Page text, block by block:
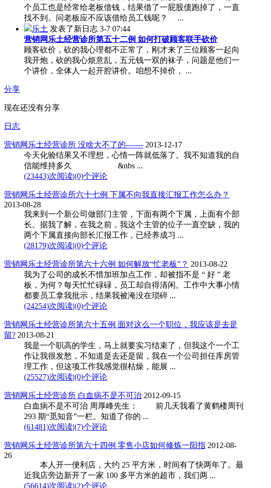
个员工也是经常给老板借钱，结果借了一屁股债跑掉了，一直
找不到。问老板应不应该借给员工钱呢？ ...
乐土 发表了新日志 3-7 07:44
营销网乐土经营诊所第五十二例 如何打破顾客联手砍价
顾客砍价，砍的我心理都不正常了，刚才来了三位顾客一起向
我开炮，砍的我心烦意乱，五元钱一双的袜子，问题是他们一
个讲价，全体人一起开腔讲价。咱想不掉价， ...
分享
现在还没有分享
日志
营销网乐土经营诊所 没啥大不了的------- 2013-12-17
今天化验结果又不理想，心情一阵就低落了。我不知道我的自
信能维持多久 &nbs ...
(23443)次阅读|(0)个评论
营销网乐土经营诊所六十七例 下属不向我直接汇报工作怎么办？
2013-08-28
我来到一个新公司做部门主管，下面有两个下属，上面有个部
长。据我了解，在我之前，我这个主管的位子一直空缺，我的
两个下属直接向部长汇报工作，已经养成习 ...
(28179)次阅读|(0)个评论
营销网乐土经营诊所第六十六例 如何解放“忙老板”？ 2013-08-22
我为了公司的成长不惜加班加点工作，却被指不是 “ 好 ” 老
板，为何？每天忙忙碌碌，员工却自得清闲。工作中大事小情
都要员工拿我批示，结果我被淹没在琐碎 ...
(24254)次阅读|(0)个评论
营销网乐土经营诊所第六十五例 面对这么一个职位，我应该是去是
留? 2013-08-21
我是一个职高的学生，马上就要实习结束了，但我这个一个工
作让我很发愁，不知道是去还是留，我在一个公司担任库房管
理工作，但这项工作我感觉很枯燥，能展 ...
(25527)次阅读|(0)个评论
营销网乐土经营诊所 白血病不是不可治 2012-09-15
白血病不是不可治 周厚峰先生： 前几天我看了黄鹤楼周刊
293 期“觅知音”一栏。知道了你的 ...
(61481)次阅读|(7)个评论
营销网乐土经营诊所第六十四例 零售小店如何修炼一阳指 2012-08-
26
本人开一便利店，大约 25 平方米，时间有了快两年了。最
近我店旁边新开了一家 100 多平方米的超市，我们两 ...
(56614)次阅读|(2)个评论